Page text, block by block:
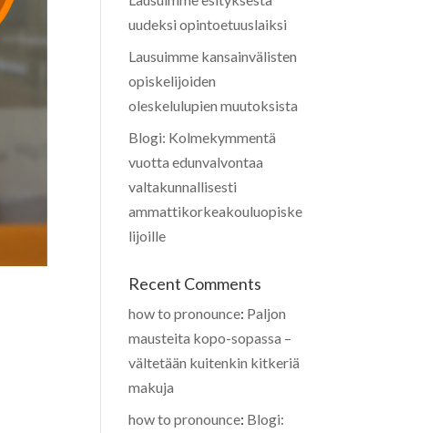
uudeksi opintoetuuslaiksi
Lausuimme kansainvälisten
opiskelijoiden
oleskelulupien muutoksista
Blogi: Kolmekymmentä
vuotta edunvalvontaa
valtakunnallisesti
ammattikorkeakouluopiske
lijoille
Recent Comments
how to pronounce: Paljon
mausteita kopo-sopassa –
vältetään kuitenkin kitkeriä
makuja
how to pronounce: Blogi: